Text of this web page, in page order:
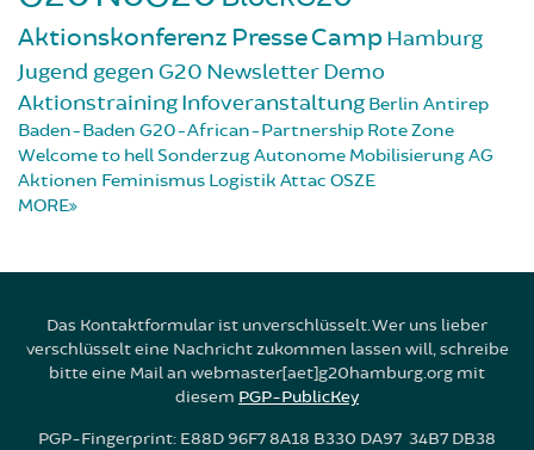
Aktionskonferenz PresseCampHamburg
Jugend gegen G20 NewsletterDemo
AktionstrainingInfoveranstaltung Berlin Antirep
Baden-Baden G20-African-Partnership Rote Zone
Welcome to hellSonderzugAutonome MobilisierungAG
Aktionen Feminismus Logistik Attac OSZE
MORE
Das Kontaktformular ist unverschlüsselt. Wer uns lieber
verschlüsselt eine Nachricht zukommen lassen will, schreibe
bitte eine Mail an webmaster[aet]g20hamburg.org mit
diesem PGP-PublicKey
PGP-Fingerprint: E88D 96F7 8A18 B330 DA97 34B7 DB38